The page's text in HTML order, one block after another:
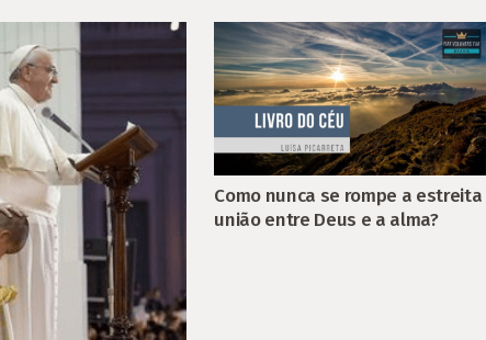
Como nunca se rompe a estreita
união entre Deus e a alma?